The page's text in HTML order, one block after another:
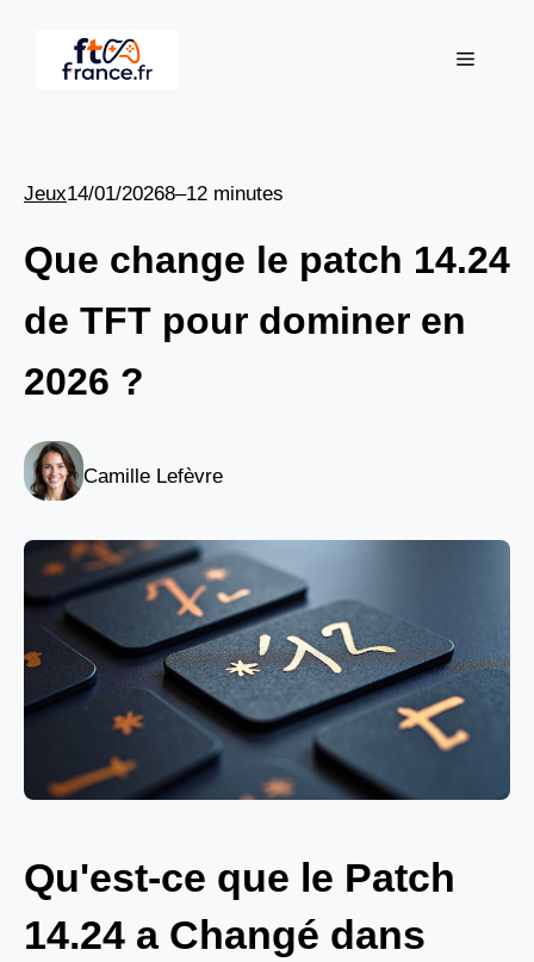
contenu
Menu
Jeux14/01/20268–12 minutes
Que change le patch 14.24
de TFT pour dominer en
2026 ?
Camille Lefèvre
Qu'est-ce que le Patch
14.24 a Changé dans